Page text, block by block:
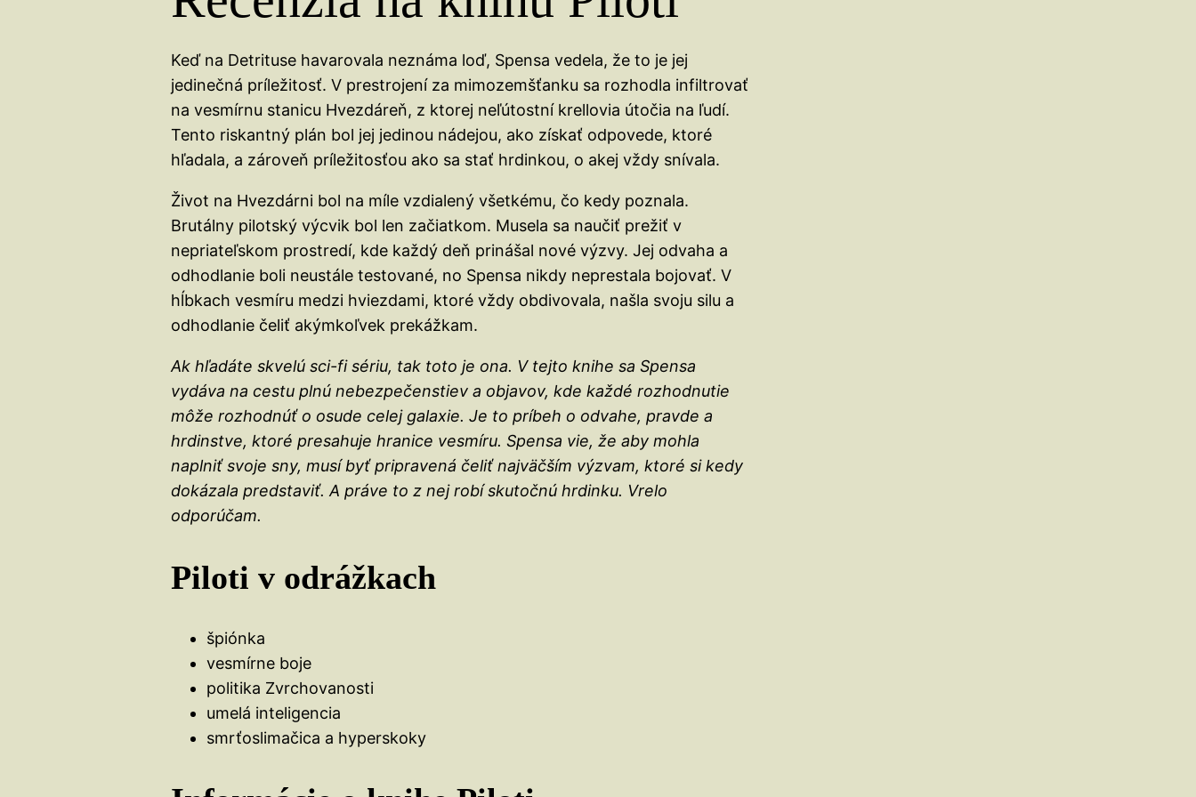
Keď na Detrituse havarovala neznáma loď, Spensa vedela, že to je jej
jedinečná príležitosť. V prestrojení za mimozemšťanku sa rozhodla infiltrovať
na vesmírnu stanicu Hvezdáreň, z ktorej neľútostní krellovia útočia na ľudí.
Tento riskantný plán bol jej jedinou nádejou, ako získať odpovede, ktoré
hľadala, a zároveň príležitosťou ako sa stať hrdinkou, o akej vždy snívala.
Život na Hvezdárni bol na míle vzdialený všetkému, čo kedy poznala.
Brutálny pilotský výcvik bol len začiatkom. Musela sa naučiť prežiť v
nepriateľskom prostredí, kde každý deň prinášal nové výzvy. Jej odvaha a
odhodlanie boli neustále testované, no Spensa nikdy neprestala bojovať. V
hĺbkach vesmíru medzi hviezdami, ktoré vždy obdivovala, našla svoju silu a
odhodlanie čeliť akýmkoľvek prekážkam.
Ak hľadáte skvelú sci-fi sériu, tak toto je ona. V tejto knihe sa Spensa
vydáva na cestu plnú nebezpečenstiev a objavov, kde každé rozhodnutie
môže rozhodnúť o osude celej galaxie. Je to príbeh o odvahe, pravde a
hrdinstve, ktoré presahuje hranice vesmíru. Spensa vie, že aby mohla
naplniť svoje sny, musí byť pripravená čeliť najväčším výzvam, ktoré si kedy
dokázala predstaviť. A práve to z nej robí skutočnú hrdinku. Vrelo
odporúčam.
Piloti v odrážkach
špiónka
vesmírne boje
politika Zvrchovanosti
umelá inteligencia
smrťoslimačica a hyperskoky